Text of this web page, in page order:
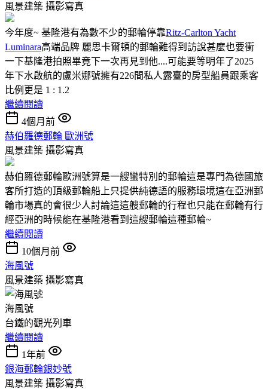
風景建築 攝影寫真
今年度~ 基隆港有為數不少的郵輪停靠Ritz-Carlton Yacht
Luminara高端品牌 麗思卡爾頓的郵輪難得到訪說甚麼也要衝
一下基隆港拍照畢竟下一次再見到他....可能要等明年了2025
年下水啟航的盧米娜號擁有226間私人露臺的房型船員跟乘客
比例更是 1 : 1.2
繼續閱讀
4個月前
赫伯羅德郵輪 歐洲號
風景建築 攝影寫真
赫伯羅德郵輪歐洲號算是一艘蠻特別的郵輪這是專門為德國旅
客所打造的頂級郵輪船上只提供純德語的服務環境這在亞洲郵
輪市場真的會很少人討論這這艘郵輪的行程也只能在郵輪有行
經亞洲的時候能在基隆港看到這艘郵輪這種郵輪~
繼續閱讀
10個月前
海風號
風景建築 攝影寫真
海風號
台鐵的觀光列車
繼續閱讀
1年前
銀海郵輪銀妙號
風景建築 攝影寫真